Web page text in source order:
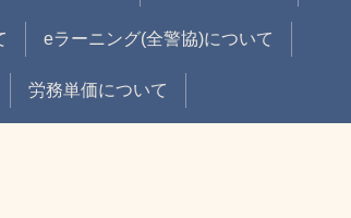
eラーニング(全警協)について
労務単価について